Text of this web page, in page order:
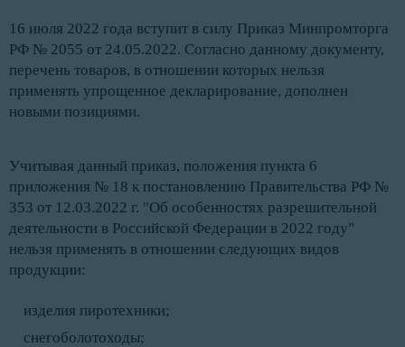
16 июля 2022 года вступит в силу Приказ Минпромторга
РФ № 2055 от 24.05.2022. Согласно данному документу,
перечень товаров, в отношении которых нельзя
применять упрощенное декларирование, дополнен
новыми позициями.
Учитывая данный приказ, положения пункта 6
приложения № 18 к постановлению Правительства РФ №
353 от 12.03.2022 г. "Об особенностях разрешительной
деятельности в Российской Федерации в 2022 году"
нельзя применять в отношении следующих видов
продукции:
изделия пиротехники;
снегоболотоходы;